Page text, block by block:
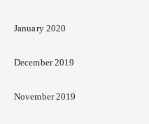
January 2020
December 2019
November 2019